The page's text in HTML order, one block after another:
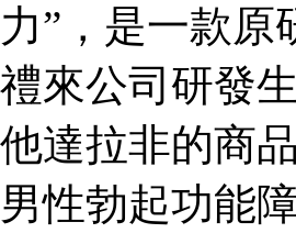
力”，是一款
禮來公司研發
他達拉非的商
男性勃起功能